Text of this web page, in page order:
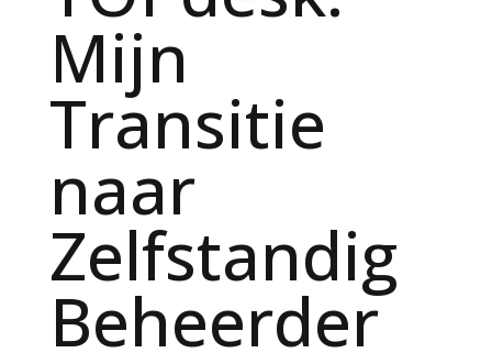
Mijn
Transitie
naar
Zelfstandig
Beheerder